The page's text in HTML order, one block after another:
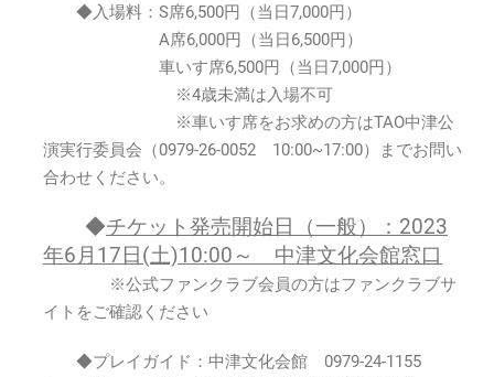
◆入場料：S席6,500円（当日7,000円）
A席6,000円（当日6,500円）
車いす席6,500円（当日7,000円）
※4歳未満は入場不可
※車いす席をお求めの方はTAO中津公
演実行委員会（0979-26-0052 10:00~17:00）までお問い
合わせください。
◆チケット発売開始日（一般）：2023
年6月17 日(土)10:00～ 中津文化会館窓口
※公式ファンクラブ会員の方はファンクラブサ
イトをご確認ください
◆プレイガイド：中津文化会館 0979-24-1155